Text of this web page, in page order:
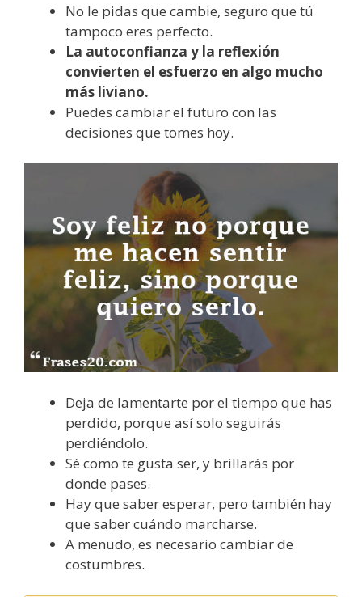
No le pidas que cambie, seguro que tú
tampoco eres perfecto.
La autoconfianza y la reflexión
convierten el esfuerzo en algo mucho
más liviano.
Puedes cambiar el futuro con las
decisiones que tomes hoy.
Deja de lamentarte por el tiempo que has
perdido, porque así solo seguirás
perdiéndolo.
Sé como te gusta ser, y brillarás por
donde pases.
Hay que saber esperar, pero también hay
que saber cuándo marcharse.
A menudo, es necesario cambiar de
costumbres.